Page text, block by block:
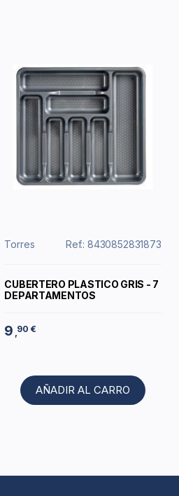
Torres Ref.: 8430852831873
CUBERTERO PLASTICO GRIS - 7
DEPARTAMENTOS
9 ,90 €
AÑADIR AL CARRO